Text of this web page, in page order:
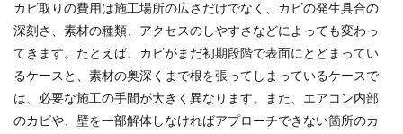
カビ取りの費用は施工場所の広さだけでなく、カビの発生具合の
深刻さ、素材の種類、アクセスのしやすさなどによっても変わっ
てきます。たとえば、カビがまだ初期段階で表面にとどまってい
るケースと、素材の奥深くまで根を張ってしまっているケースで
は、必要な施工の手間が大きく異なります。また、エアコン内部
のカビや、壁を一部解体しなければアプローチできない箇所のカ